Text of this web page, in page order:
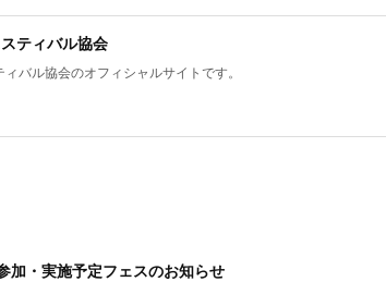
ティバル協会
バル協会のオフィシャルサイトです。
・実施予定フェスのお知らせ